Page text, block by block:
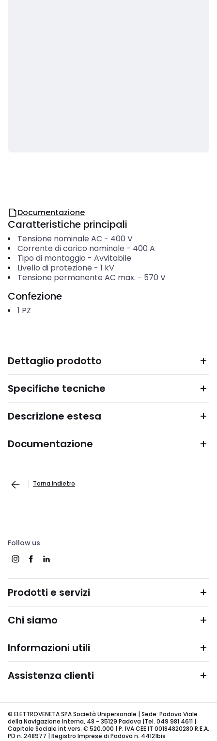
Documentazione
Caratteristiche principali
Tensione nominale AC - 400 V
Corrente di carico nominale - 400 A
Tipo di montaggio - Avvitabile
Livello di protezione - 1 kV
Tensione permanente AC max. - 570 V
Confezione
1 PZ
Dettaglio prodotto
Specifiche tecniche
Descrizione estesa
Documentazione
Torna indietro
Follow us
Prodotti e servizi
Chi siamo
Informazioni utili
Assistenza clienti
© ELETTROVENETA SPA Società Unipersonale | Sede: Padova Viale
della Navigazione Interna, 48 - 35129 Padova |Tel. 049 981 4611 |
Capitale Sociale int.vers. € 520.000 | P. IVA CEE IT 00184820280 R.E.A.
PD n. 248977 | Registro Imprese di Padova n. 44121bis